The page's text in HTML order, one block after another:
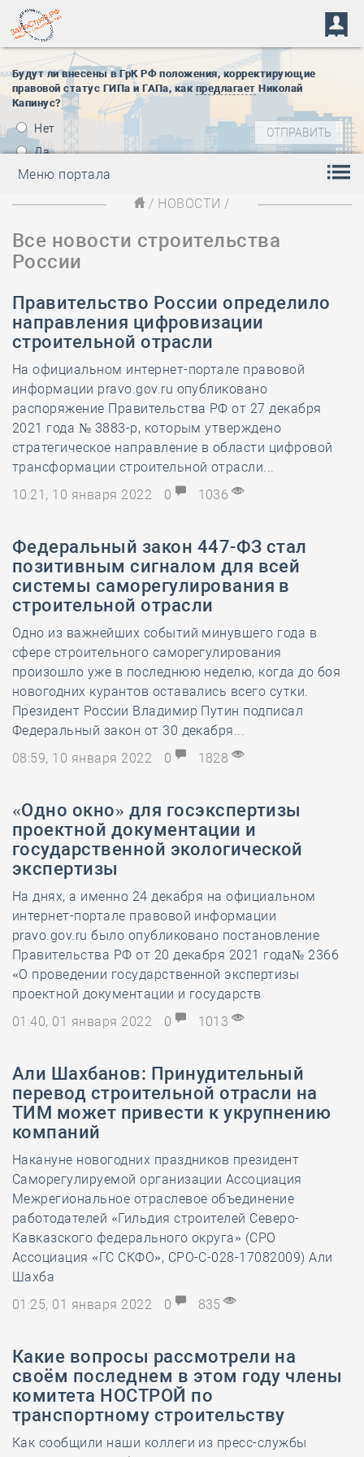
Будут ли внесены в ГрК РФ положения, корректирующие
правовой статус ГИПа и ГАПа, как предлагает Николай
Капинус?
Нет
Да
Меню портала
/ НОВОСТИ /
Все новости строительства
России
Правительство России определило
направления цифровизации
строительной отрасли
На официальном интернет-портале правовой
информации pravo.gov.ru опубликовано
распоряжение Правительства РФ от 27 декабря
2021 года № 3883-р, которым утверждено
стратегическое направление в области цифровой
трансформации строительной отрасли...
10:21, 10 января 2022
0 1036
Федеральный закон 447-ФЗ стал
позитивным сигналом для всей
системы саморегулирования в
строительной отрасли
Одно из важнейших событий минувшего года в
сфере строительного саморегулирования
произошло уже в последнюю неделю, когда до боя
новогодних курантов оставались всего сутки.
Президент России Владимир Путин подписал
Федеральный закон от 30 декабря...
08:59, 10 января 2022
0 1828
«Одно окно» для госэкспертизы
проектной документации и
государственной экологической
экспертизы
На днях, а именно 24 декабря на официальном
интернет-портале правовой информации
pravo.gov.ru было опубликовано постановление
Правительства РФ от 20 декабря 2021 года№ 2366
«О проведении государственной экспертизы
проектной документации и государств
01:40, 01 января 2022
0 1013
Али Шахбанов: Принудительный
перевод строительной отрасли на
ТИМ может привести к укрупнению
компаний
Накануне новогодних праздников президент
Саморегулируемой организации Ассоциация
Межрегиональное отраслевое объединение
работодателей «Гильдия строителей Северо-
Кавказского федерального округа» (СРО
Ассоциация «ГС СКФО», СРО-С-028-17082009) Али
Шахба
01:25, 01 января 2022
0 835
Какие вопросы рассмотрели на
своём последнем в этом году члены
комитета НОСТРОЙ по
транспортному строительству
Как сообщили наши коллеги из пресс-службы